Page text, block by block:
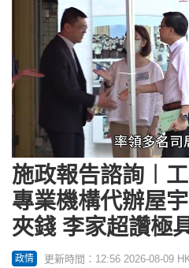
Loaded:
19.42%
施政報告諮詢︱
專業機構代辦屋
夾錢 李家超讚極
政情 更新時間：12:56 2026-08-09